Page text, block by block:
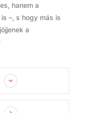
hanem a
–, s hogy más is
a